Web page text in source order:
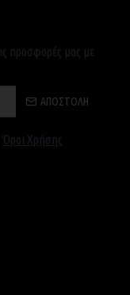
προσφορές μας με
ΑΠΟΣΤΟΛΉ
Όροι Χρήσης